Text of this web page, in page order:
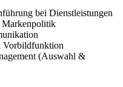
bei Dienstleistungen
Markenpolitik
Vorbildfunktion
(Auswahl &